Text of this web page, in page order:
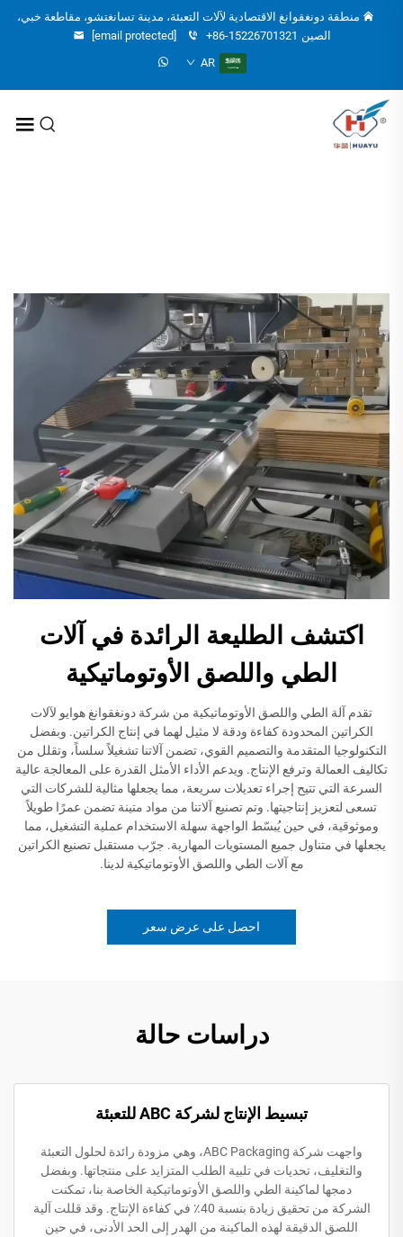
منطقة دونغقوانغ الاقتصادية لآلات التعبئة، مدينة تسانغتشو، مقاطعة خبي،
الصين +86-15226701321
[email protected]
AR
اكتشف الطليعة الرائدة في آلات
الطي واللصق الأوتوماتيكية
تقدم آلة الطي واللصق الأوتوماتيكية من شركة دونغقوانغ هوايو لآلات
الكراتين المحدودة كفاءة ودقة لا مثيل لهما في إنتاج الكراتين. وبفضل
التكنولوجيا المتقدمة والتصميم القوي، تضمن آلاتنا تشغيلاً سلساً، وتقلل من
تكاليف العمالة وترفع الإنتاج. ويدعم الأداء الأمثل القدرة على المعالجة عالية
السرعة التي تتيح إجراء تعديلات سريعة، مما يجعلها مثالية للشركات التي
تسعى لتعزيز إنتاجيتها. وتم تصنيع آلاتنا من مواد متينة تضمن عمرًا طويلاً
وموثوقية، في حين يُبسّط الواجهة سهلة الاستخدام عملية التشغيل، مما
يجعلها في متناول جميع المستويات المهارية. جرّب مستقبل تصنيع الكراتين
مع آلات الطي واللصق الأوتوماتيكية لدينا.
احصل على عرض سعر
دراسات حالة
تبسيط الإنتاج لشركة ABC للتعبئة
واجهت شركة ABC Packaging، وهي مزودة رائدة لحلول التعبئة
والتغليف، تحديات في تلبية الطلب المتزايد على منتجاتها. وبفضل
دمجها لماكينة الطي واللصق الأوتوماتيكية الخاصة بنا، تمكنت
الشركة من تحقيق زيادة بنسبة 40٪ في كفاءة الإنتاج. وقد قللت آلية
اللصق الدقيقة لهذه الماكينة من الهدر إلى الحد الأدنى، في حين